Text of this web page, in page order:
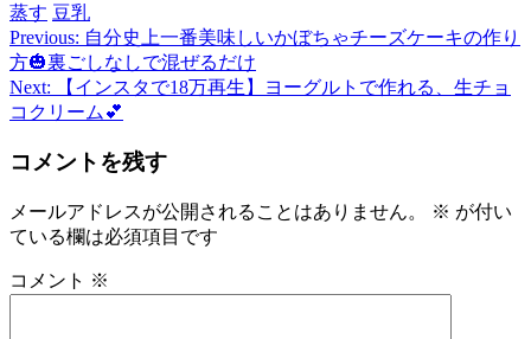
蒸す 豆乳
投
稿
ナ
ビ
ー
シ
Previous: 自分史上一番美味しいかぼちゃチーズケーキの作り
方🎃裏ごしなしで混ぜるだけ
Next:
【インスタで18万再生】ヨーグルトで作れる、生チョ
コクリーム💕
コメントを残す
メールアドレスが公開されることはありません。 ※ が付い
ている欄は必須項目です
コメント ※